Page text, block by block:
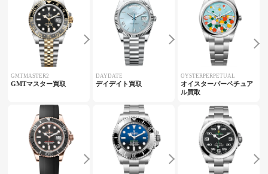
GMTMASTER2
GMTマスター買取
DAYDATE
デイデイト買取
OYSTERPERPETUAL
オイスターパーペチュア
ル買取